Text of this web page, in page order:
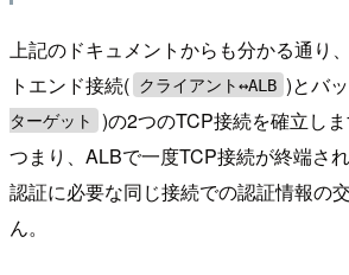
上記のドキュメントからも分かる通り
トエンド接続( クライアント↔︎ALB )とバ
ターゲット
)の2つのTCP接続を確立しま
つまり、ALBで一度TCP接続が終端さ
認証に必要な同じ接続での認証情報の
ん。